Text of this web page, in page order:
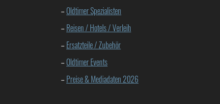
– Oldtimer Spezialisten
– Reisen / Hotels / Verleih
– Ersatzteile / Zubehör
– Oldtimer Events
– Preise & Mediadaten 2026